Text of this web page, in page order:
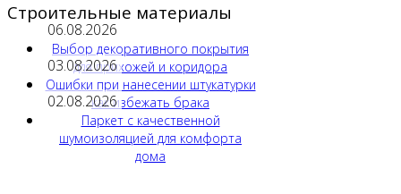
Строительные материалы
06.08.2026
Выбор декоративного покрытия
для прихожей и коридора
03.08.2026
Ошибки при нанесении штукатурки
как избежать брака
02.08.2026
Паркет с качественной
шумоизоляцией для комфорта
дома